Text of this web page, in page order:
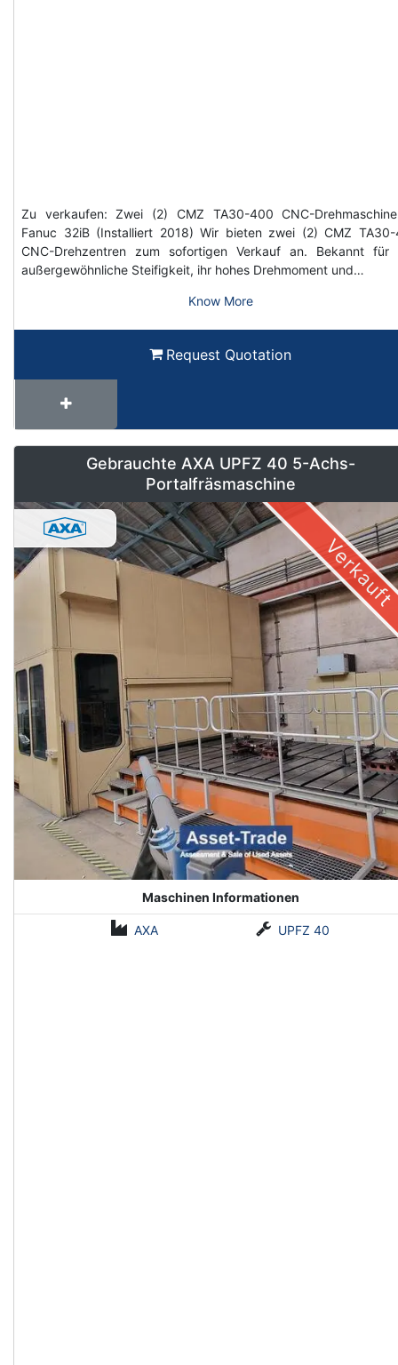
Zu verkaufen: Zwei (2) CMZ TA30-400 CNC-
Fanuc 32iB (Installiert 2018) Wir bieten zwei (2) CMZ
CNC-Drehzentren zum sofortigen Verkauf an. Bekannt für
außergewöhnliche Steifigkeit, ihr hohes Drehmoment und…
Know More
Request Quotation
Gebrauchte AXA UPFZ 40 5-Achs-
Portalfräsmaschine
Verkauft
Maschinen Informationen
AXA UPFZ 40